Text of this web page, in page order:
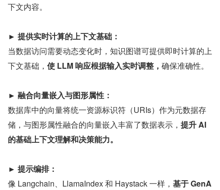
下文内容。
► 提供实时计算的上下文基础：
当数据访问需要动态变化时，知识图谱可提供即时计算的上
下文基础， 使 LLM 响应根据输入实时调整， 确保准确性。
► 融合向量嵌入与图形属性：
数据库中的向量将统一资源标识符（URIs）作为元数据存
储，与图形属性融合的向量嵌入丰富了数据表示， 提升 AI
的基础上下文理解和决策能力。
► 提示编排：
像 Langchain、LlamaIndex 和 Haystack 一样， 基于 GenA